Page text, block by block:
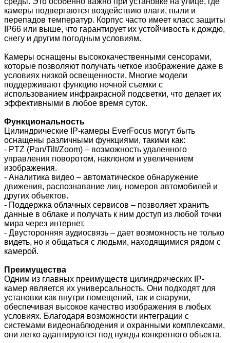
камеры подвергаются воздействию влаги, пыли и
перепадов температур. Корпус часто имеет класс защиты
IP66 или выше, что гарантирует их устойчивость к дождю,
снегу и другим погодным условиям.
Камеры оснащены высококачественными сенсорами,
которые позволяют получать четкое изображение даже в
условиях низкой освещенности. Многие модели
поддерживают функцию ночной съемки с
использованием инфракрасной подсветки, что делает их
эффективными в любое время суток.
Функциональность
Цилиндрические IP-камеры EverFocus могут быть
оснащены различными функциями, такими как:
- PTZ (Pan/Tilt/Zoom) – возможность удаленного
управления поворотом, наклоном и увеличением
изображения.
- Аналитика видео – автоматическое обнаружение
движения, распознавание лиц, номеров автомобилей и
других объектов.
- Поддержка облачных сервисов – позволяет хранить
данные в облаке и получать к ним доступ из любой точки
мира через интернет.
- Двусторонняя аудиосвязь – дает возможность не только
видеть, но и общаться с людьми, находящимися рядом с
камерой.
Преимущества
Одним из главных преимуществ цилиндрических IP-
камер является их универсальность. Они подходят для
установки как внутри помещений, так и снаружи,
обеспечивая высокое качество изображения в любых
условиях. Благодаря возможности интеграции с
системами видеонаблюдения и охранными комплексами,
они легко адаптируются под нужды конкретного объекта.